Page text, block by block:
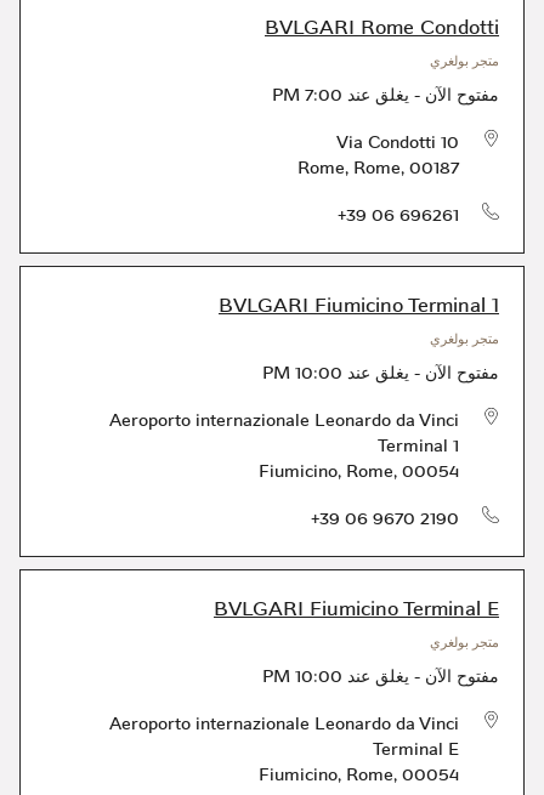
BVLGARI Rome Condotti
متجر بولغري
مفتوح الآن - يغلق عند 7:00 PM
Via Condotti 10
Rome, Rome, 00187
+39 06 696261
BVLGARI Fiumicino Terminal 1
متجر بولغري
مفتوح الآن - يغلق عند 10:00 PM
Aeroporto internazionale Leonardo da Vinci
Terminal 1
Fiumicino, Rome, 00054
+39 06 9670 2190
BVLGARI Fiumicino Terminal E
متجر بولغري
مفتوح الآن - يغلق عند 10:00 PM
Aeroporto internazionale Leonardo da Vinci
Terminal E
Fiumicino, Rome, 00054